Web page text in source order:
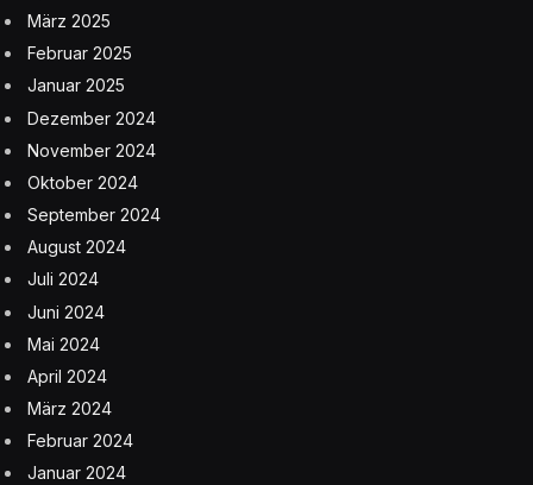
März 2025
Februar 2025
Januar 2025
Dezember 2024
November 2024
Oktober 2024
September 2024
August 2024
Juli 2024
Juni 2024
Mai 2024
April 2024
März 2024
Februar 2024
Januar 2024